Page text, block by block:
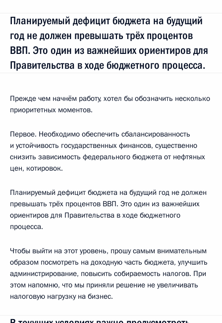
Планируемый дефицит бюджета на будущий
год не должен превышать трёх процентов
ВВП. Это один из важнейших ориентиров для
Правительства в ходе бюджетного процесса.
Прежде чем начнём работу, хотел бы обозначить несколько
приоритетных моментов.
Первое. Необходимо обеспечить сбалансированность
и устойчивость государственных финансов, существенно
снизить зависимость федерального бюджета от нефтяных
цен, котировок.
Планируемый дефицит бюджета на будущий год не должен
превышать трёх процентов ВВП. Это один из важнейших
ориентиров для Правительства в ходе бюджетного
процесса.
Чтобы выйти на этот уровень, прошу самым внимательным
образом посмотреть на доходную часть бюджета, улучшить
администрирование, повысить собираемость налогов. При
этом напомню, что мы приняли решение не увеличивать
налоговую нагрузку на бизнес.